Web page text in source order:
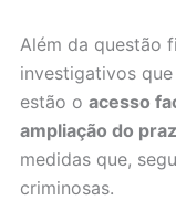
Além da questão
investigativos
estão o acesso
ampliação do
medidas que,
criminosas.